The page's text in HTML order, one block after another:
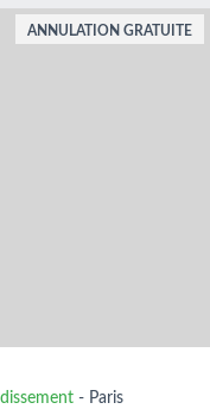
- Paris
ANNULATION GRATUITE